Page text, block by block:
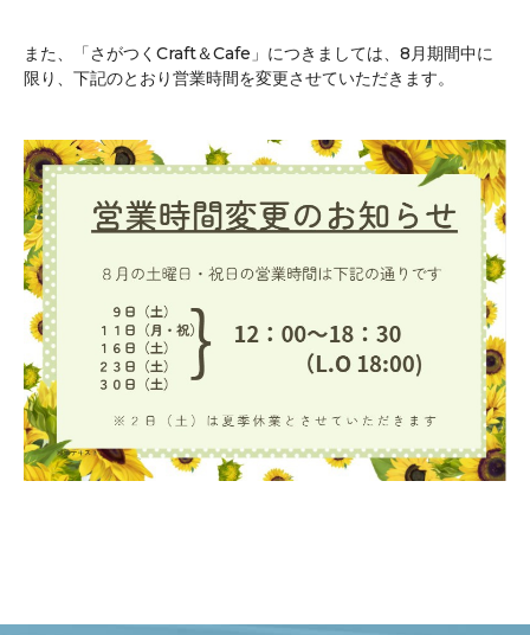
また、「さがつくCraft＆Cafe」につきましては、8月期間中に
限り、下記のとおり営業時間を変更させていただきます。